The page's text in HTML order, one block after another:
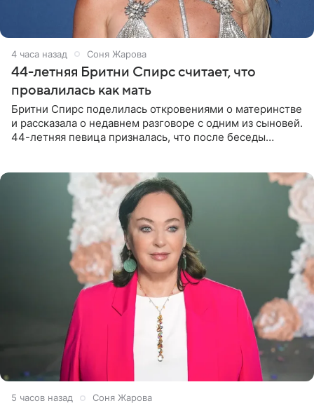
4 часа назад Соня Жарова
44-летняя Бритни Спирс считает, что
провалилась как мать
Бритни Спирс поделилась откровениями о материнстве
и рассказала о недавнем разговоре с одним из сыновей.
44-летняя певица призналась, что после беседы
5 часов назад Соня Жарова